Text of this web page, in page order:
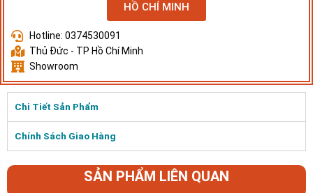
HỒ CHÍ MINH
Hotline: 0374530091
Thủ Đức - TP Hồ Chí Minh
Showroom
Chi Tiết Sản Phẩm
Chính Sách Giao Hàng
SẢN PHẨM LIÊN QUAN